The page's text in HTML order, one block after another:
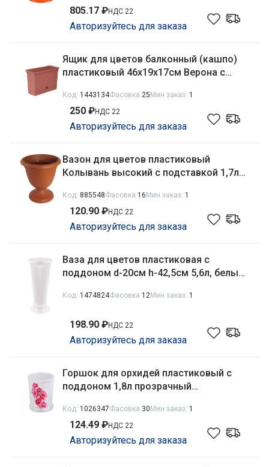
805.17 ₽НДС 22
Авторизуйтесь для заказа
Ящик для цветов балконный (кашпо)
пластиковый 46х19х17см Верона с
07032
Код: 1443134Фасовка 25 Мин заказ: 1
250 ₽НДС 22
Авторизуйтесь для заказа
Вазон для цветов пластиковый
Колывань высокий с подставкой 1,7л
Код: 885548Фасовка 16 Мин заказ: 1
120.90 ₽НДС 22
Авторизуйтесь для заказа
Ваза для цветов пластиковая с
поддоном d-20см h-42,5см 5,6л, белый
Код: 1474824Фасовка 12Мин заказ: 1
198.90 ₽НДС 22
Авторизуйтесь для заказа
Горшок для орхидей пластиковый с
поддоном 1,8л прозрачный
Код: 1026347Фасовка 30 Мин заказ: 1
124.49 ₽НДС 22
Авторизуйтесь для заказа